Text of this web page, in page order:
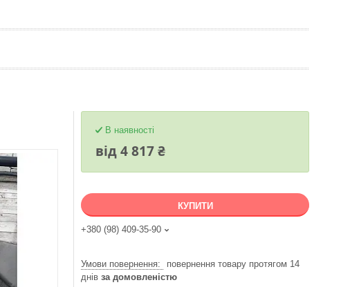
В наявності
від4 817 ₴
КУПИТИ
+380 (98) 409-35-90
повернення товару протягом 14
днів за домовленістю